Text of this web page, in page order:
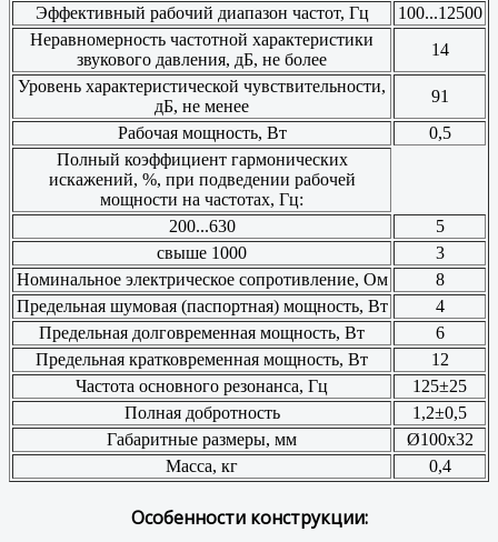
Эффективный рабочий диапазон частот, Гц
100...12500
Неравномерность частотной характеристики
звукового давления, дБ, не более
14
Уровень характеристической чувствительности,
дБ, не менее
91
Рабочая мощность, Вт
0,5
Полный коэффициент гармонических
искажений, %, при подведении рабочей
мощности на частотах, Гц:
200...630
5
свыше 1000
3
Номинальное электрическое сопротивление, Ом
8
Предельная шумовая (паспортная) мощность, Вт
4
Предельная долговременная мощность, Вт
6
Предельная кратковременная мощность, Вт
12
Частота основного резонанса, Гц
125±25
Полная добротность
1,2±0,5
Габаритные размеры, мм
Ø100x32
Масса, кг
0,4
Особенности конструкции: